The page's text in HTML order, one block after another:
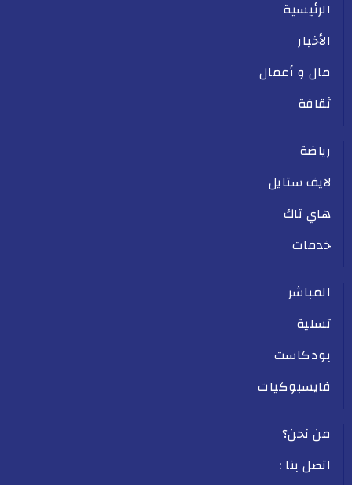
الرئيسية
الأخبار
مال و أعمال
ثقافة
رياضة
لايف ستايل
هاي تاك
خدمات
المباشر
تسلية
بودكاست
فايسبوكيات
من نحن؟
اتصل بنا :